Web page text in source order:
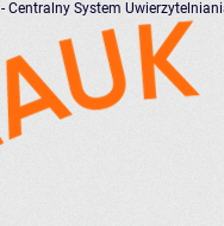
- Centralny System